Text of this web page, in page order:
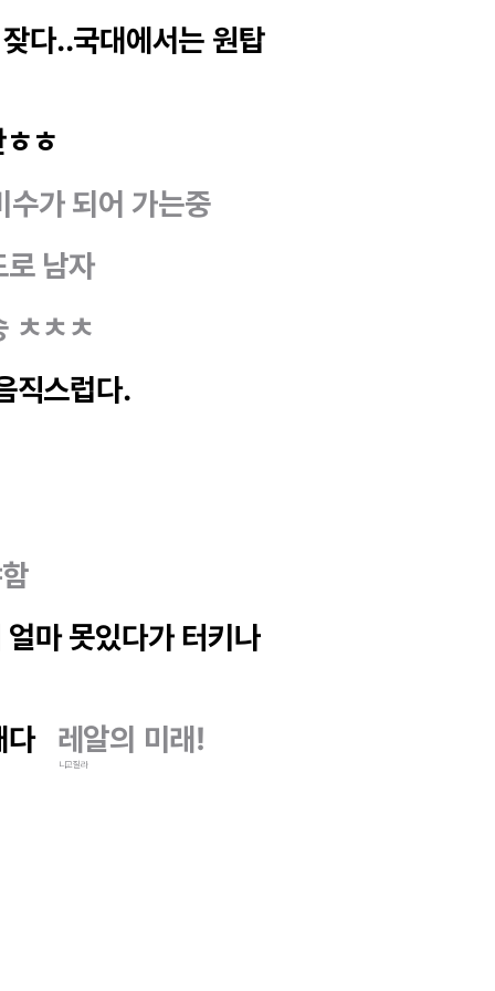
다..국대에서는 원탑
ㅎ
수가 되어 가는중
로 남자
ㅊㅊㅊ
직스럽다.
마 못있다가 터키나
다 레알의 미래!
니고질라